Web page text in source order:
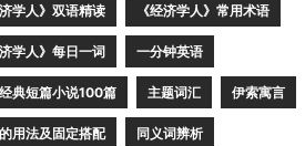
学人》双语精读 《经济学人》常用术语
学人》每日一词 一分钟英语
典短篇小说100篇 主题词汇 伊索寓言
用法及固定搭配 同义词辨析